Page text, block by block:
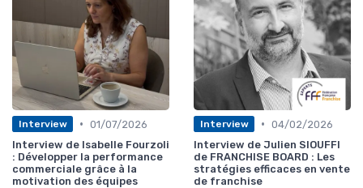
Interview • 01/07/2026
Interview de Isabelle Fourzoli
: Développer la performance
commerciale grâce à la
motivation des équipes
Interview • 04/02/2026
Interview de Julien SIOUFFI
de FRANCHISE BOARD : Les
stratégies efficaces en vente
de franchise